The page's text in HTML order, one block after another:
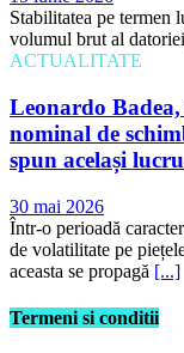
Stabilitatea pe termen
volumul brut al
ACTUALITATE
Leonardo
nominal de
spun același lucru
30 mai 2026
Într-o perioadă
de volatilitate pe
aceasta se propagă [...]
Termeni si conditii